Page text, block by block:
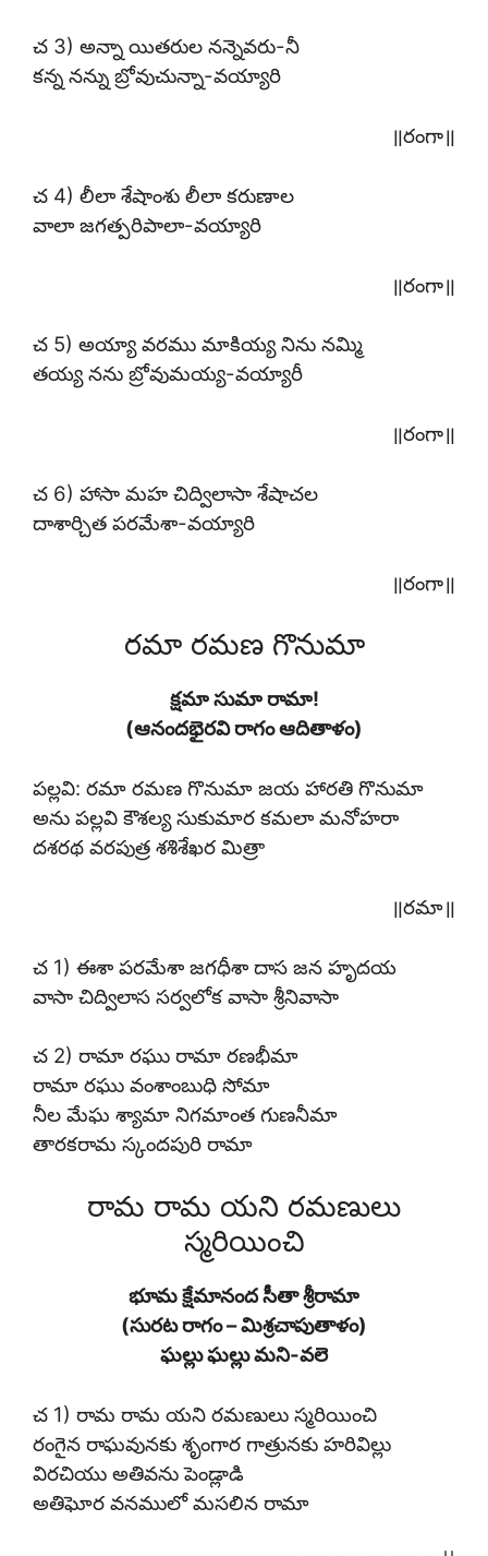
చ 3) అన్నా యితరుల నన్నెవరు-నీ
కన్న నన్ను బ్రోవుచున్నా-వయ్యారి
॥రంగా॥
చ 4) లీలా శేషాంశు లీలా కరుణాల
వాలా జగత్పరిపాలా-వయ్యారి
॥రంగా॥
చ 5) అయ్యా వరము మాకియ్య నిను నమ్మి
తయ్య నను బ్రోవుమయ్య-వయ్యారీ
॥రంగా॥
చ 6) హాసా మహ చిద్విలాసా శేషాచల
దాశార్చిత పరమేశా-వయ్యారి
॥రంగా॥
రమా రమణ గొనుమా
క్షమా సుమా రామా!
(ఆనందభైరవి రాగం ఆదితాళం)
పల్లవి: రమా రమణ గొనుమా జయ హారతి గొనుమా
అను పల్లవి కౌశల్య సుకుమార కమలా మనోహరా
దశరథ వరపుత్ర శశిశేఖర మిత్రా
॥రమా॥
చ 1) ఈశా పరమేశా జగధీశా దాస జన హృదయ
వాసా చిద్విలాస సర్వలోక వాసా శ్రీనివాసా
చ 2) రామా రఘు రామా రణభీమా
రామా రఘు వంశాంబుధి సోమా
నీల మేఘ శ్యామా నిగమాంత గుణనీమా
తారకరామ స్కందపురి రామా
రామ రామ యని రమణులు
స్మరియించి
భూమ క్షేమానంద సీతా శ్రీరామా
(సురట రాగం – మిశ్రచాపుతాళం)
ఘల్లు ఘల్లు మని-వలె
చ 1) రామ రామ యని రమణులు స్మరియించి
రంగైన రాఘవునకు శృంగార గాత్రునకు హరివిల్లు
విరచియు అతివను పెండ్లాడి
అతిఘోర వనములో మసలిన రామా